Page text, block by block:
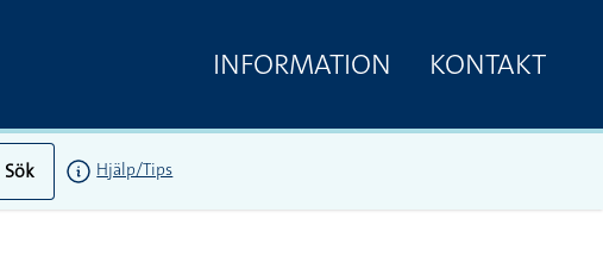
INFORMATION KONTAKT
Sök Hjälp/Tips